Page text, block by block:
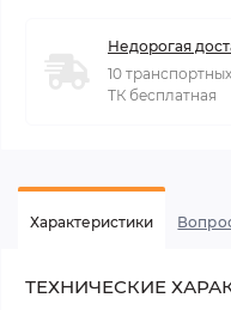
Недорогая
10
ТК бесплатная
Характеристики
ТЕХНИЧЕСКИЕ